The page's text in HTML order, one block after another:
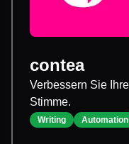
contea
Verbessern Sie
Stimme.
Writing Automation